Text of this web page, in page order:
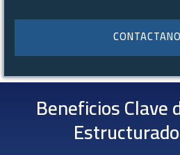
Beneficios Clave